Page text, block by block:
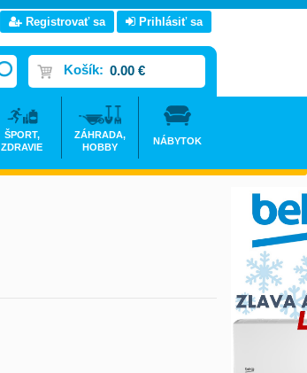
Registrovať sa Prihlásiť sa
Košík: 0.00 €
ŠPORT,
ZDRAVIE
ZÁHRADA,
HOBBY
NÁBYTOK